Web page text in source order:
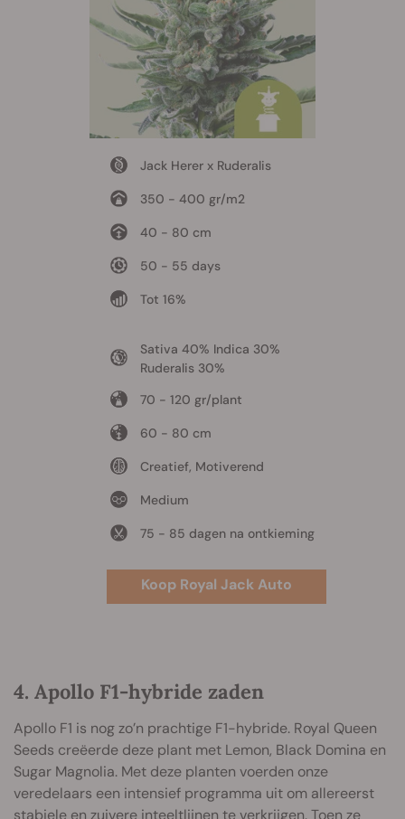
Jack Herer x Ruderalis
350 - 400 gr/m2
40 - 80 cm
50 - 55 days
Tot 16%
Sativa 40% Indica 30%
Ruderalis 30%
70 - 120 gr/plant
60 - 80 cm
Creatief, Motiverend
Medium
75 - 85 dagen na ontkieming
Koop Royal Jack Auto
4. Apollo F1-hybride zaden
Apollo F1 is nog zo’n prachtige F1-hybride. Royal Queen
Seeds creëerde deze plant met Lemon, Black Domina en
Sugar Magnolia. Met deze planten voerden onze
veredelaars een intensief programma uit om allereerst
stabiele en zuivere inteeltlijnen te verkrijgen. Toen ze